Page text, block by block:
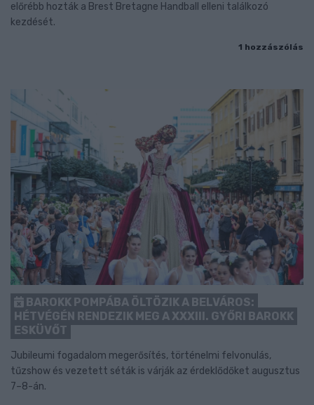
előrébb hozták a Brest Bretagne Handball elleni találkozó
kezdését.
1 hozzászólás
BAROKK POMPÁBA ÖLTÖZIK A BELVÁROS:
HÉTVÉGÉN RENDEZIK MEG A XXXIII. GYŐRI BAROKK
ESKÜVŐT
Jubileumi fogadalom megerősítés, történelmi felvonulás,
tűzshow és vezetett séták is várják az érdeklődőket augusztus
7–8-án.